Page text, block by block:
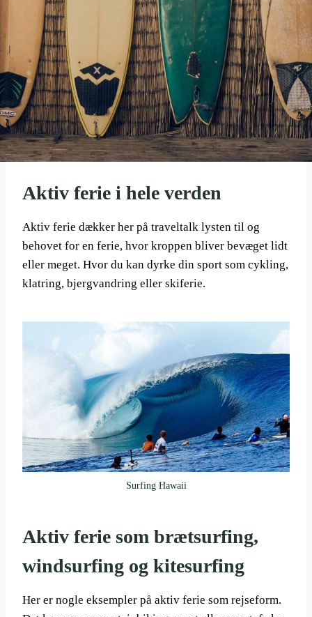
Aktiv ferie i hele verden
Aktiv ferie dækker her på traveltalk lysten til og
behovet for en ferie, hvor kroppen bliver bevæget lidt
eller meget. Hvor du kan dyrke din sport som cykling,
klatring, bjergvandring eller skiferie.
Surfing Hawaii
Aktiv ferie som brætsurfing,
windsurfing og kitesurfing
Her er nogle eksempler på aktiv ferie som rejseform.